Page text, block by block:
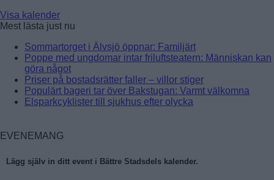
Visa kalender
Mest lästa just nu
Sommartorget i Älvsjö öppnar: Familjärt
Poppe med ungdomar intar friluftsteatern: Människan kan
göra något
Priser på bostadsrätter faller – villor stiger
Populärt bageri tar över Bakstugan: Varmt välkomna
Elsparkcyklister till sjukhus efter olycka
EVENEMANG
Lägg själv in ditt event i Bättre Stadsdels kalender.